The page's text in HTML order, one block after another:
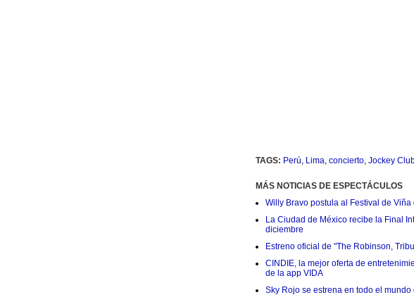
TAGS: Perú, Lima, concierto, Jockey
MÁS NOTICIAS DE ESPECTÁCULOS
Willy Bravo postula al Festival de
La Ciudad de México recibe la Final
diciembre
Estreno oficial de "The Robinson,
CINDIE, la mejor oferta de
de la app VIDA
Sky Rojo se estrena en todo el mundo